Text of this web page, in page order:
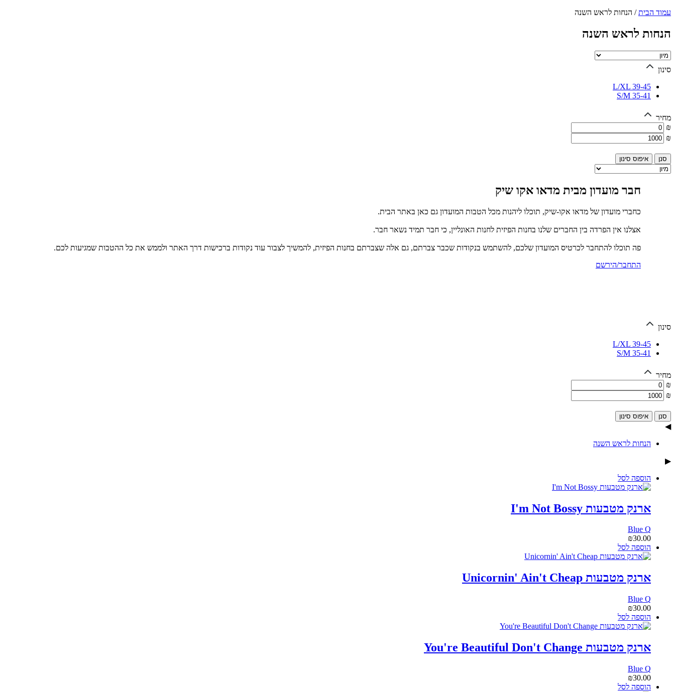
עמוד הבית/ הנחות לראש השנה
הנחות לראש השנה
סינון
L/XL 39-45
S/M 35-41
מחיר
₪
₪
איפוס סינון
חבר מועדון מבית מדאו אקו שיק
כחברי מועדון של מדאו אקו-שיק, תוכלו ליהנות מכל הטבות המועדון גם כאן באתר הבית.
אצלנו אין הפרדה בין החברים שלנו בחנות הפיזית לחנות האונליין, כי חבר תמיד נשאר חבר.
פה תוכלו להתחבר לכרטיס המועדון שלכם, להשתמש בנקודות שכבר צברתם, גם אלה שצברתם בחנות הפיזית, להמשיך לצבור עוד נקודות ברכישות דרך האתר ולממש את כל ההטבות שמגיעות לכם.
התחבר/הירשם
סינון
L/XL 39-45
S/M 35-41
מחיר
₪
₪
איפוס סינון
◀
הנחות לראש השנה
▶
הוספה לסל
ארנק מטבעות I'm Not Bossy
Blue Q
₪30.00
הוספה לסל
ארנק מטבעות Unicornin' Ain't Cheap
Blue Q
₪30.00
הוספה לסל
ארנק מטבעות You're Beautiful Don't Change
Blue Q
₪30.00
הוספה לסל